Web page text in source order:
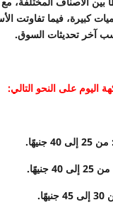
كبيرة، فيما تفاوتت
آخر تحديثات السوق.
اليوم على النحو التالي: